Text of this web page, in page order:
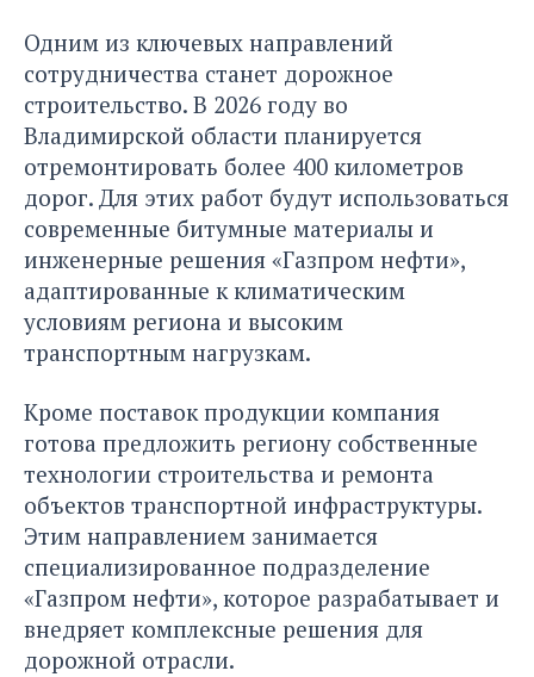
Одним из ключевых направлений
сотрудничества станет дорожное
строительство. В 2026 году во
Владимирской области планируется
отремонтировать более 400 километров
дорог. Для этих работ будут использоваться
современные битумные материалы и
инженерные решения «Газпром нефти»,
адаптированные к климатическим
условиям региона и высоким
транспортным нагрузкам.
Кроме поставок продукции компания
готова предложить региону собственные
технологии строительства и ремонта
объектов транспортной инфраструктуры.
Этим направлением занимается
специализированное подразделение
«Газпром нефти», которое разрабатывает и
внедряет комплексные решения для
дорожной отрасли.